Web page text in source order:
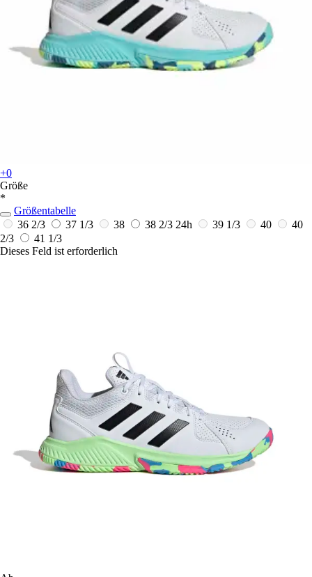
+0
Größe
*
Größentabelle
36 2/3
37 1/3 38 38 2/3 24h 39 1/3 40
40
2/3
41 1/3
Dieses Feld ist erforderlich